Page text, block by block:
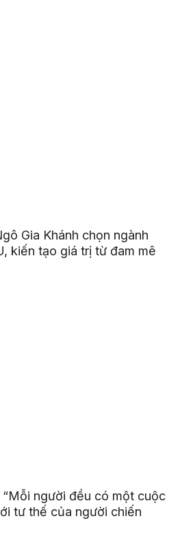
Gia Khánh chọn ngành
kiến tạo giá trị từ đam mê
người đều có một cuộc
tư thế của người chiến